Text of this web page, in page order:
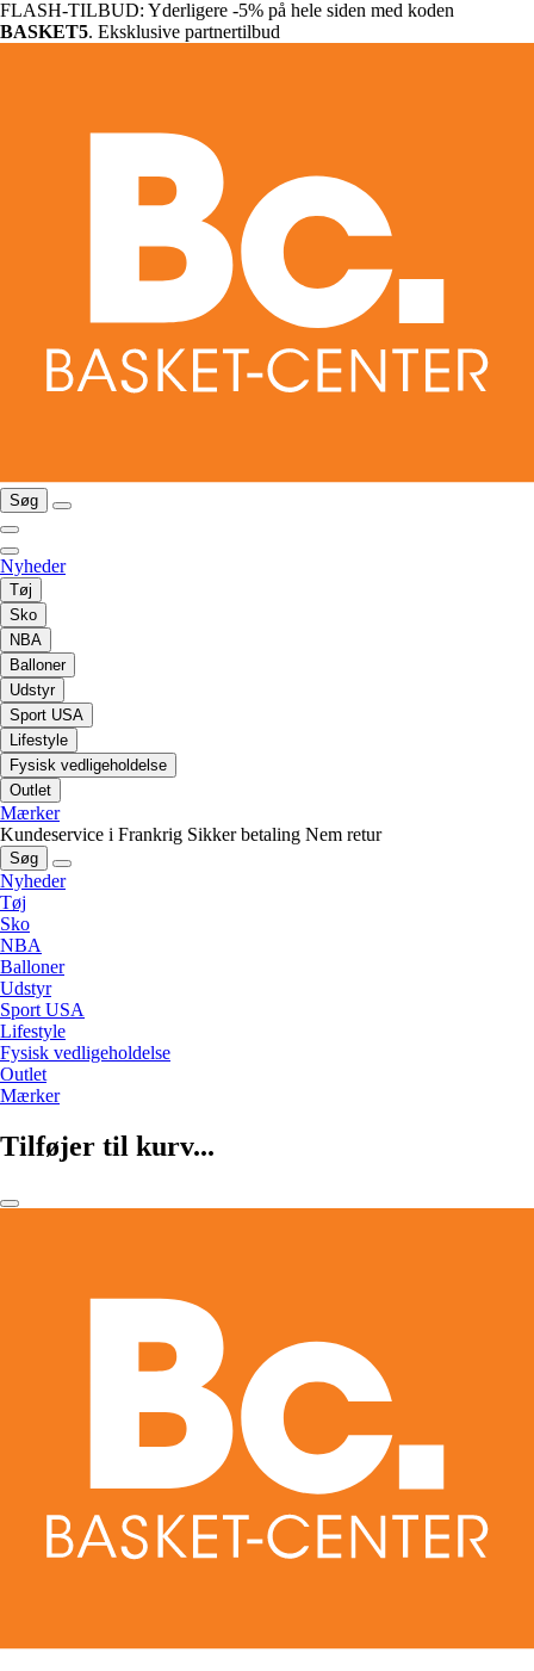
FLASH-TILBUD: Yderligere -5% på hele siden med koden
BASKET5. Eksklusive partnertilbud
Søg
Nyheder
Tøj
Sko
NBA
Balloner
Udstyr
Sport USA
Lifestyle
Fysisk vedligeholdelse
Outlet
Mærker
Kundeservice i Frankrig Sikker betaling Nem retur
Søg
Nyheder
Tøj
Sko
NBA
Balloner
Udstyr
Sport USA
Lifestyle
Fysisk vedligeholdelse
Outlet
Mærker
Tilføjer til kurv...